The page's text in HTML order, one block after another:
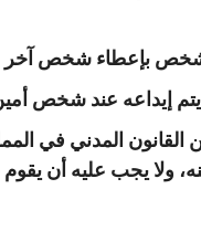
بإعطاء شخص آخر
يتم إيداعه عند شخص
قانونياً فقد نصت المادة 868
ولا يجب عليه أن